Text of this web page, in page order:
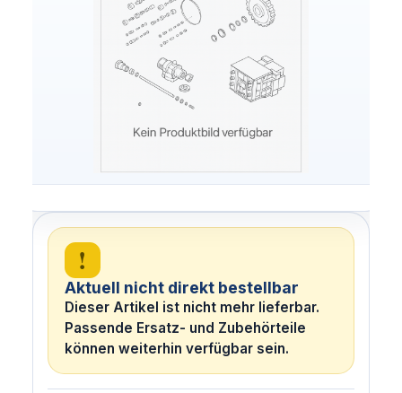
!
Aktuell nicht direkt bestellbar
Dieser Artikel ist nicht mehr lieferbar.
Passende Ersatz- und Zubehörteile
können weiterhin verfügbar sein.